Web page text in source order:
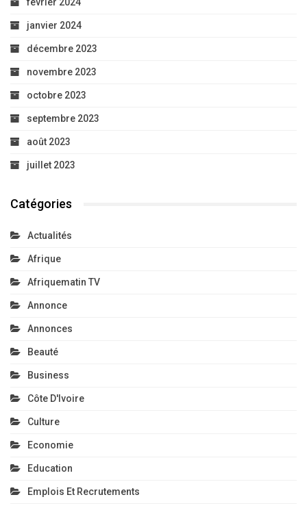
janvier 2024
décembre 2023
novembre 2023
octobre 2023
septembre 2023
août 2023
juillet 2023
Catégories
Actualités
Afrique
Afriquematin TV
Annonce
Annonces
Beauté
Business
Côte D'Ivoire
Culture
Economie
Education
Emplois Et Recrutements